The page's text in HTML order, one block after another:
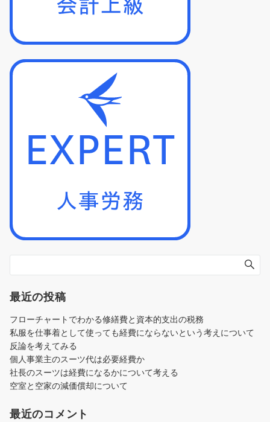
最近の投稿
フローチャートでわかる修繕費と資本的支出の税務
私服を仕事着として使っても経費にならないという考えについて
反論を考えてみる
個人事業主のスーツ代は必要経費か
社長のスーツは経費になるかについて考える
空室と空家の減価償却について
最近のコメント